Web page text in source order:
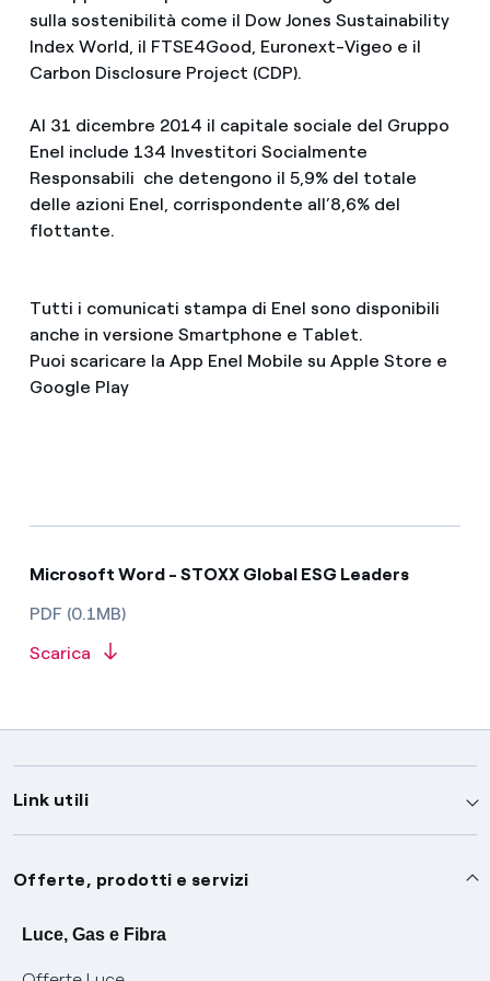
sulla sostenibilità come il Dow Jones Sustainability
Index World, il FTSE4Good, Euronext-Vigeo e il
Carbon Disclosure Project (CDP).
Al 31 dicembre 2014 il capitale sociale del Gruppo
Enel include 134 Investitori Socialmente
Responsabili che detengono il 5,9% del totale
delle azioni Enel, corrispondente all’8,6% del
flottante.
Tutti i comunicati stampa di Enel sono disponibili
anche in versione Smartphone e Tablet.
Puoi scaricare la App Enel Mobile su Apple Store e
Google Play
Microsoft Word - STOXX Global ESG Leaders
PDF (0.1MB)
Scarica
Link utili
Assistenza
Avvisi
Servizi
Offerte, prodotti e servizi
Luce, Gas e Fibra